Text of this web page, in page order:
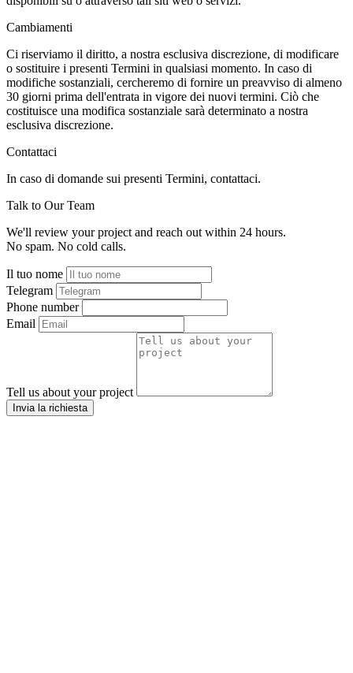
Cambiamenti
Ci riserviamo il diritto, a nostra esclusiva discrezione, di modificare
o sostituire i presenti Termini in qualsiasi momento. In caso di
modifiche sostanziali, cercheremo di fornire un preavviso di almeno
30 giorni prima dell'entrata in vigore dei nuovi termini. Ciò che
costituisce una modifica sostanziale sarà determinato a nostra
esclusiva discrezione.
Contattaci
In caso di domande sui presenti Termini, contattaci.
Talk to Our Team
We'll review your project and reach out within 24 hours.
No spam. No cold calls.
Il tuo nome
Telegram
Phone number
Email
Tell us about your project
Invia la richiesta